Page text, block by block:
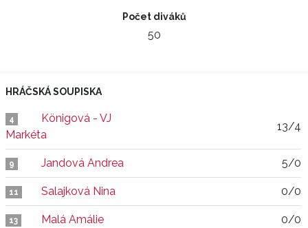
Počet diváků
50
HRÁČSKÁ SOUPISKA
4
Königová - VJ
Markéta
13/4
9 Jandová Andrea 5/0
11 Salajková Nina 0/0
13 Malá Amálie 0/0